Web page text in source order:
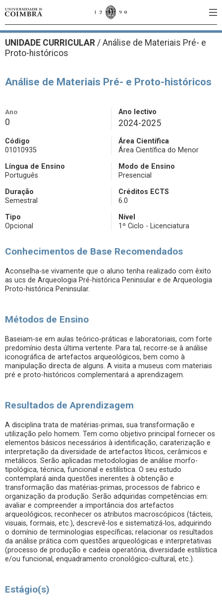
UNIDADE CURRICULAR / Análise de Materiais Pré- e
Proto-históricos
Análise de Materiais Pré- e Proto-históricos
Ano
0
Ano lectivo
2024-2025
Código
01010935
Área Científica
Área Científica do Menor
Língua de Ensino
Português
Modo de Ensino
Presencial
Duração
Semestral
Créditos ECTS
6.0
Tipo
Opcional
Nível
1º Ciclo - Licenciatura
Conhecimentos de Base Recomendados
Aconselha-se vivamente que o aluno tenha realizado com êxito
as ucs de Arqueologia Pré-histórica Peninsular e de Arqueologia
Proto-histórica Peninsular.
Métodos de Ensino
Baseiam-se em aulas teórico-práticas e laboratoriais, com forte
predomínio desta última vertente. Para tal, recorre-se à análise
iconográfica de artefactos arqueológicos, bem como à
manipulação directa de alguns. A visita a museus com materiais
pré e proto-históricos complementará a aprendizagem.
Resultados de Aprendizagem
A disciplina trata de matérias-primas, sua transformação e
utilização pelo homem. Tem como objetivo principal fornecer os
elementos básicos necessários à identificação, caraterização e
interpretação da diversidade de artefactos líticos, cerâmicos e
metálicos. Serão aplicadas metodologias de análise morfo-
tipológica, técnica, funcional e estilística. O seu estudo
contemplará ainda questões inerentes à obtenção e
transformação das matérias-primas, processos de fabrico e
organização da produção. Serão adquiridas competências em:
avaliar e compreender a importância dos artefactos
arqueológicos; reconhecer os atributos macroscópicos (tácteis,
visuais, formais, etc.), descrevê-los e sistematizá-los, adquirindo
o domínio de terminologias específicas; relacionar os resultados
da análise prática com questões arqueológicas e interpretativas
(processo de produção e cadeia operatória, diversidade estilística
e/ou funcional, enquadramento cronológico-cultural, etc.).
Estágio(s)